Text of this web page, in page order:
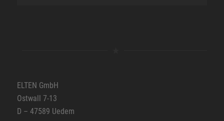
ELTEN GmbH
Ostwall 7-13
D – 47589 Uedem